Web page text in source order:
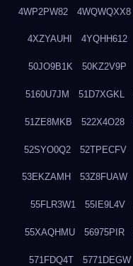
4WP2PW82 4WQWQXX8
4XZYAUHI 4YQHH612
50JO9B1K 50KZ2V9P
5160U7JM 51D7XGKL
51ZE8MKB 522X4O28
52SYO0Q2 52TPECFV
53EKZAMH 53Z8FUAW
55FLR3W1 55IE9L4V
55XAQHMU 56975PIR
571FDQ4T 5771DEGW